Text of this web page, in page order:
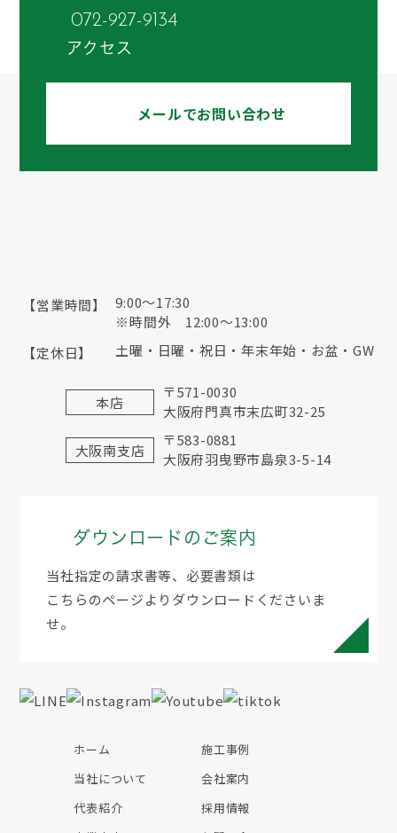
072-927-9134
アクセス
メールでお問い合わせ
【営業時間】
9:00〜17:30
※時間外 12:00～13:00
【定休日】
土曜・日曜・祝日・年末年始・お盆・GW
本店
〒571-0030
大阪府門真市末広町32-25
大阪南支店
〒583-0881
大阪府羽曳野市島泉3-5-14
ダウンロードのご案内
当社指定の請求書等、必要書類は
こちらのページよりダウンロードくださいま
せ。
ホーム
当社について
代表紹介
施工事例
会社案内
採用情報